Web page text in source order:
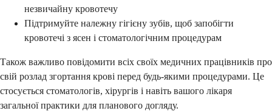
незвичайну кровотечу
Підтримуйте належну гігієну зубів, щоб запобігти
кровотечі з ясен і стоматологічним процедурам
Також важливо повідомити всіх своїх медичних працівників про
свій розлад згортання крові перед будь-якими процедурами. Це
стосується стоматологів, хірургів і навіть вашого лікаря
загальної практики для планового догляду.